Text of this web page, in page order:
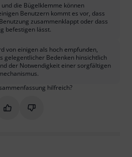
die Bügelklemme können
Benutzern kommt es vor, dass
zusammenklappt oder dass
befestigen lässt.
von einigen als hoch empfunden,
gelegentlicher Bedenken hinsichtlich
der Notwendigkeit einer sorgfältigen
hilfreich?
Markieren Sie diese
Markieren Sie diese